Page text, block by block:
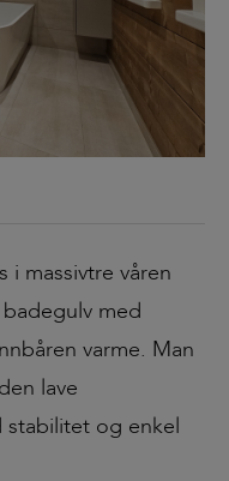
i massivtre våren
med
varme. Man
lave
og enkel